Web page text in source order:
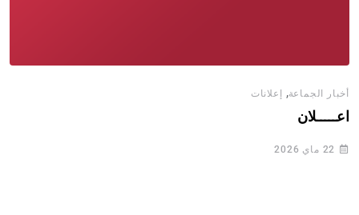
أخبار الجماعة, إعلانات
اعـــــلان
22 ماي 2026